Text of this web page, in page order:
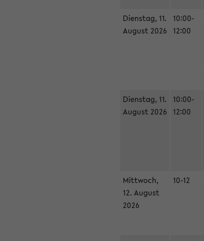
Dienstag, 11.
August 2026
10:00-
12:00
Dienstag, 11.
August 2026
10:00-
12:00
Mittwoch,
12. August
2026
10-12